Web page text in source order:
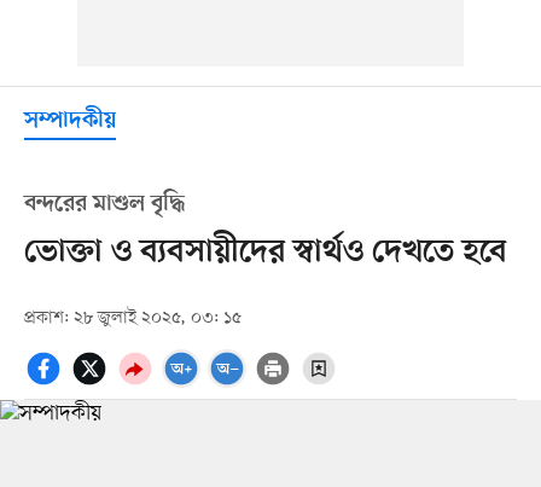
সম্পাদকীয়
বন্দরের মাশুল বৃদ্ধি
ভোক্তা ও ব্যবসায়ীদের স্বার্থও দেখতে হবে
প্রকাশ: ২৮ জুলাই ২০২৫, ০৩: ১৫